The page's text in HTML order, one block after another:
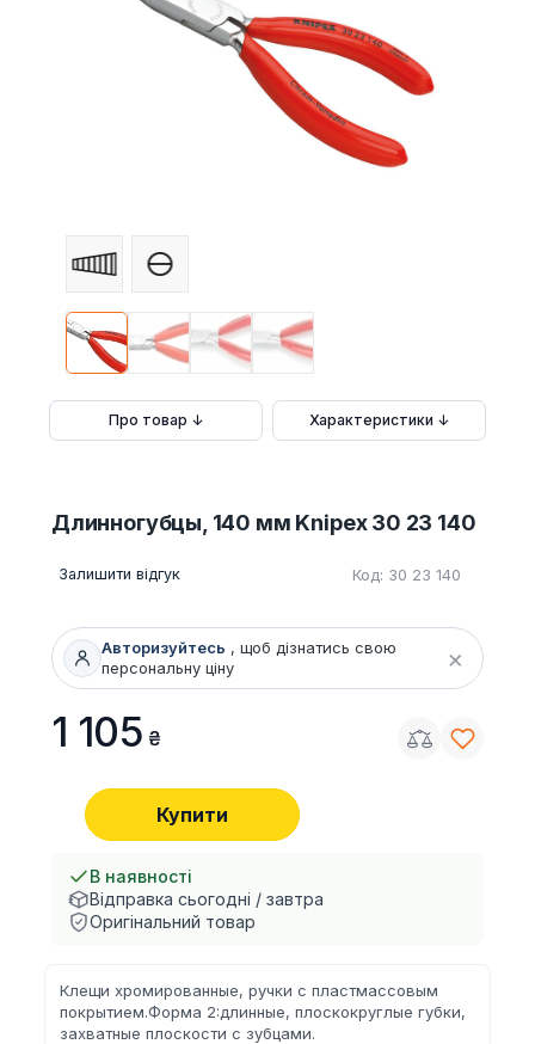
Про товар ↓ Характеристики ↓
Длинногубцы, 140 мм Knipex 30 23 140
Залишити відгук Код: 30 23 140
Авторизуйтесь , щоб дізнатись свою
персональну ціну
×
1 105
Купити
В наявності
Відправка сьогодні / завтра
Оригінальний товар
Клещи хромированные, ручки с пластмассовым
покрытием.Форма 2:длинные, плоскокруглые губки,
захватные плоскости с зубцами.